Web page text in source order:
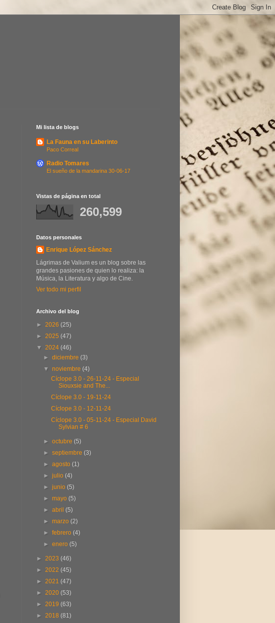
Mi lista de blogs
La Fauna en su Laberinto
Paco Correal
Radio Tomares
El sueño de la mandarina 30-06-17
Vistas de página en total
260,599
Datos personales
Enrique López Sánchez
Lágrimas de Valium es un blog sobre las
grandes pasiones de quien lo realiza: la
Música, la Literatura y algo de Cine.
Ver todo mi perfil
Archivo del blog
► 2026 (25)
► 2025 (47)
▼ 2024 (46)
►diciembre(3)
▼noviembre(4)
Cíclope 3.0 - 26-11-24 - Especial
Siouxsie and The...
Cíclope 3.0 - 19-11-24
Cíclope 3.0 - 12-11-24
Cíclope 3.0 - 05-11-24 - Especial David
Sylvian # 6
►octubre(5)
►septiembre(3)
►agosto(1)
►julio(4)
►junio(5)
►mayo(5)
►abril(5)
►marzo(2)
►febrero(4)
►enero(5)
► 2023 (46)
► 2022 (45)
► 2021 (47)
► 2020 (53)
► 2019 (63)
► 2018 (81)